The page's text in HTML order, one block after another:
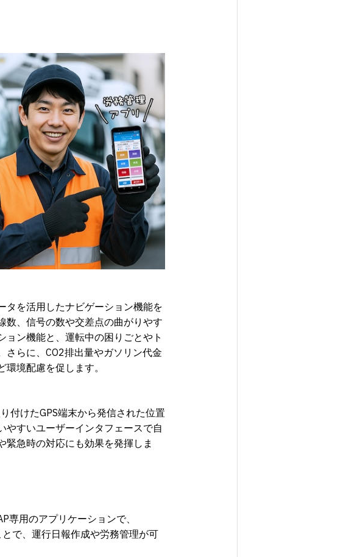
を活用したナビゲーション機能を
数、信号の数や交差点の曲がりやす
ン機能と、運転中の困りごとやト
さらに、CO2排出量やガソリン代金
境配慮を促します。
付けたGPS端末から発信された位置
やすいユーザーインタフェースで自
急時の対応にも効果を発揮しま
用のアプリケーションで、
で、運行日報作成や労務管理が可